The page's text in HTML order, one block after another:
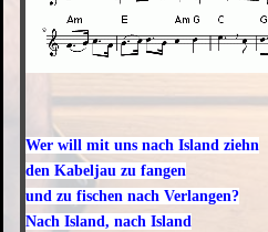
Wer will mit uns nach Island ziehn
den Kabeljau zu fangen
und zu fischen nach Verlangen?
Nach Island, nach Island